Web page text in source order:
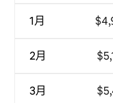
1月
2月
3月